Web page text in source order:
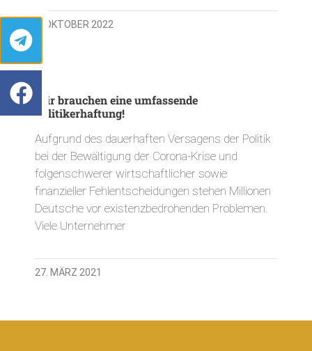
8. OKTOBER 2022
Wir brauchen eine umfassende
Politikerhaftung!
Aufgrund des dauerhaften Versagens der Politik
bei der Bewältigung der Corona-Krise und
folgenschwerer wirtschaftlicher sowie
finanzieller Fehlentscheidungen stehen Millionen
Deutsche vor existenzbedrohenden Problemen.
Viele Unternehmer
27. MÄRZ 2021